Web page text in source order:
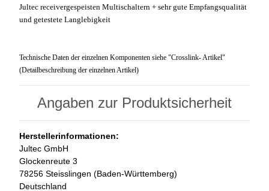
Jultec receivergespeisten Multischaltern + sehr gute Empfangsqualität
und getestete Langlebigkeit
Technische Daten der einzelnen Komponenten siehe "Crosslink- Artikel"
(Detailbeschreibung der einzelnen Artikel)
Angaben zur Produktsicherheit
Herstellerinformationen:
Jultec GmbH
Glockenreute 3
78256 Steisslingen (Baden-Württemberg)
Deutschland